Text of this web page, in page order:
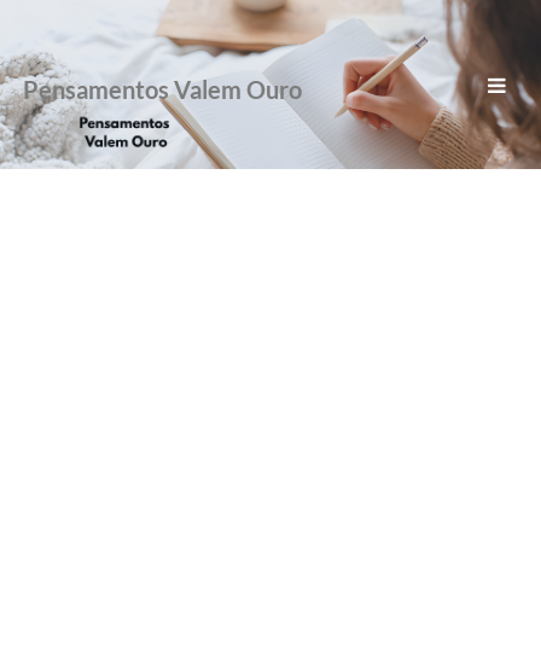
Pensamentos Valem Ouro